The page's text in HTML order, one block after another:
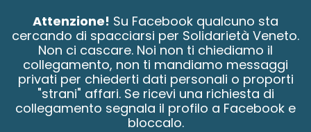
Attenzione! Su Facebook qualcuno sta
cercando di spacciarsi per Solidarietà Veneto.
Non ci cascare. Noi non ti chiediamo il
collegamento, non ti mandiamo messaggi
privati per chiederti dati personali o proporti
"strani" affari. Se ricevi una richiesta di
collegamento segnala il profilo a Facebook e
bloccalo.